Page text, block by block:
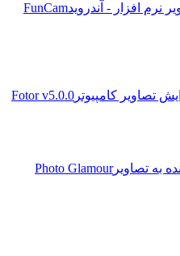
افزار - آندرویدFunCam
کامپیوترFotor v5.0.0
Photo Glamour